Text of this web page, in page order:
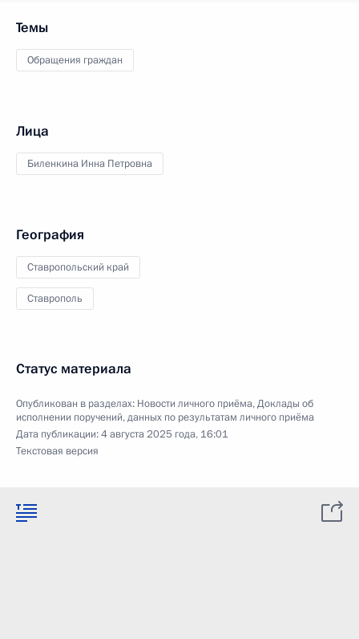
Темы
Обращения граждан
Лица
Биленкина Инна Петровна
География
Ставропольский край
Ставрополь
Статус материала
Опубликован в разделах: Новости личного приёма,Доклады об
исполнении поручений, данных по результатам личного приёма
Дата публикации:4 августа 2025 года, 16:01
Текстовая версия